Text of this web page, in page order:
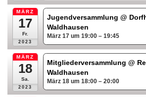
MÄRZ
17
Fr.
2023
Jugendversammlung@
Waldhausen
März 17 um 19:00 – 19:45
MÄRZ
18
Sa.
2023
Mitgliederversammlung@
Waldhausen
März 18 um 18:00 – 20:00